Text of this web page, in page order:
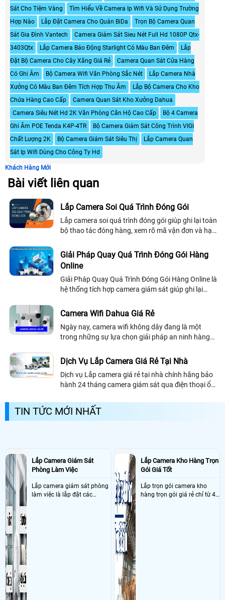
Sát Cho Tiệm Vàng
Tìm Hiểu Về Camera Ip Wifi Và Sử Dụng Trường
Hợp Nào
Lắp Đặt Camera Cho Quán BiDa
Trọn Bộ Camera Quan
Sát Gia Đình Vantech
Camera Giám Sát Sieu Nét Full Hd 1080P Qtx-
3403Qtx
Lắp Camera Báo Động Starlight Có Màu Ban Đêm
Lắp
Đặt Bộ Camera Cho Cây Xăng Giá Rẻ
Camera Quan Sát Cửa Hàng
Có Ghi Âm
Bộ Camera Wifi Văn Phòng Sắc Nét
Lắp Camera Nhà
Xưởng Có Màu Ban Đêm Tích Hợp Thu Âm
Lắp Bộ Camera Cho Kho
Chứa Hàng Cao Cấp
Camera Quan Sát Kho Xưởng Dahua
Camera Siêu Nét Hd 2K Văn Phòng Căn Hộ Cao Cấp
Bộ 4 Camera
Ghi Âm POE Tenda K4P-4TR
Bộ Camera Giám Sát Công Trình VIGI
Chất Lượng 2K
Bộ Camera Giám Sát Siêu Thị
Lắp Camera Quan
Sát Ip Wifi Dùng Cho Công Ty Hd
Khách Hàng Mới
Bài viết liên quan
Lắp Camera Soi Quá Trình Đóng Gói
Lắp camera soi quá trình đóng gói giúp ghi lại toàn
bộ thao tác đóng hàng, xem rõ mã vận đơn và hạn
Giải Pháp Quay Quá Trình Đóng Gói Hàng
Online
Giải Pháp Quay Quá Trình Đóng Gói Hàng Online là
hệ thống tích hợp camera giám sát giúp ghi lại
tiết và rõ nét
Camera Wifi Dahua Giá Rẻ
Ngày nay, camera wifi không dây đang là một
trong những sự lựa chọn giải pháp an ninh hàng
thậm chí là tại các công trình nhà...
Dịch Vụ Lắp Camera Giá Rẻ Tại Nhà
Dịch vụ Lắp camera giá rẻ tại nhà chính hãng bảo
hành 24 tháng camera giám sát qua điện thoại ổn
tốt công nghệ mới nhất, An Thành Phát tư vấn
chọn đúng camera quan sát với chức năng nâng
TIN TỨC MỚI NHẤT
Lắp Camera Giám Sát
Phòng Làm Việc
Lắp camera giám sát phòng
làm việc là lắp đặt các
Lắp Camera Kho Hàng Trọn
Gói Giá Tốt
Lắp trọn gói camera kho
hàng trọn gói giá rẻ chỉ từ 4